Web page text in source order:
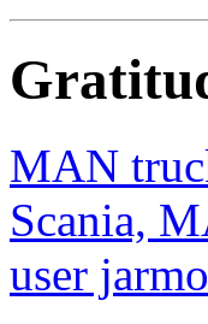
MAN
Scania,
user